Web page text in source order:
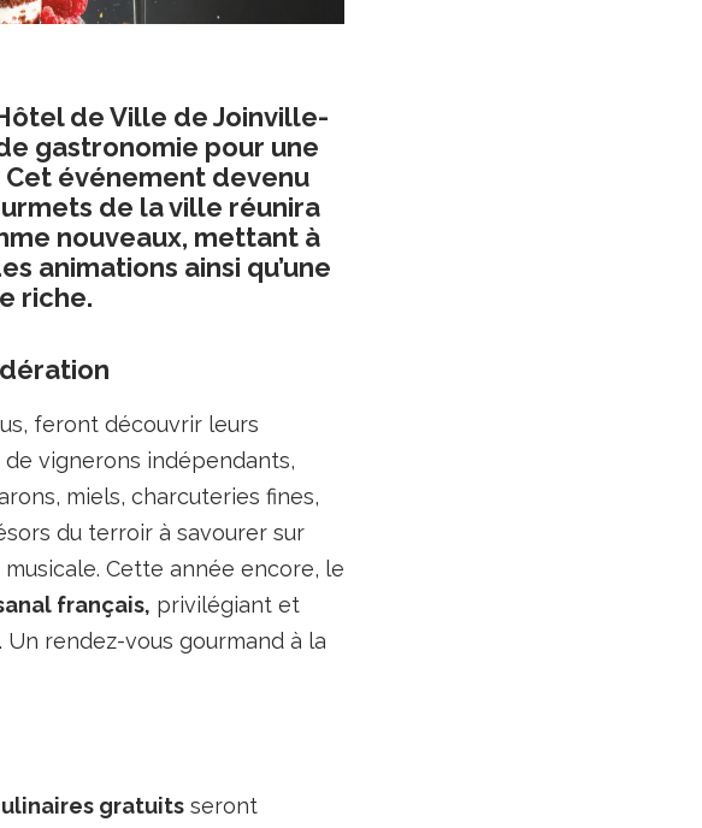
de Ville de Joinville-
gastronomie pour une
événement devenu
de la ville réunira
nouveaux, mettant à
animations ainsi qu’une
riche.
feront découvrir leurs
vignerons indépendants,
miels, charcuteries fines,
du terroir à savourer sur
Cette année encore, le
français, privilégiant et
rendez-vous gourmand à la
gratuits seront